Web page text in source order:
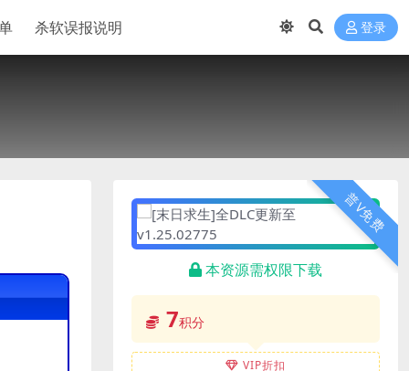
杀软误报说明 登录
普V免费
本资源需权限下载
7积分
VIP折扣